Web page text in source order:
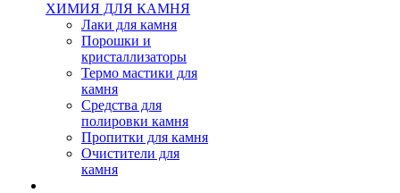
ХИМИЯ ДЛЯ КАМНЯ
Лаки для камня
Порошки и
кристаллизаторы
Термо мастики для
камня
Средства для
полировки камня
Пропитки для камня
Очистители для
камня